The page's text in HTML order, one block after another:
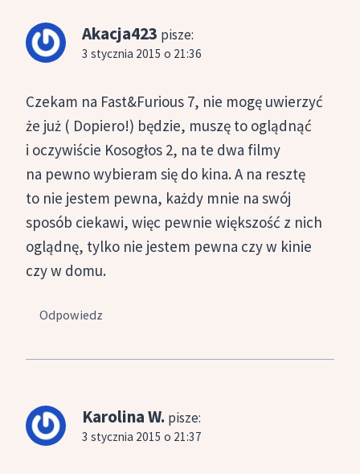
Akacja423 pisze:
3 stycznia 2015 o 21:36
Czekam na Fast&Furious 7, nie mogę uwierzyć
że już ( Dopiero!) będzie, muszę to oglądnąć
i oczywiście Kosogłos 2, na te dwa filmy
na pewno wybieram się do kina. A na resztę
to nie jestem pewna, każdy mnie na swój
sposób ciekawi, więc pewnie większość z nich
oglądnę, tylko nie jestem pewna czy w kinie
czy w domu.
Odpowiedz
Karolina W. pisze:
3 stycznia 2015 o 21:37